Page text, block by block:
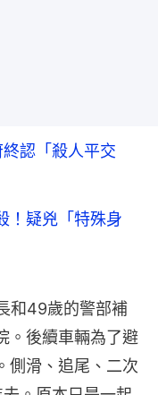
認「殺人平交
！疑兇「特殊身
和49歲的警部補
後續車輛為了避
側滑、追尾、二次